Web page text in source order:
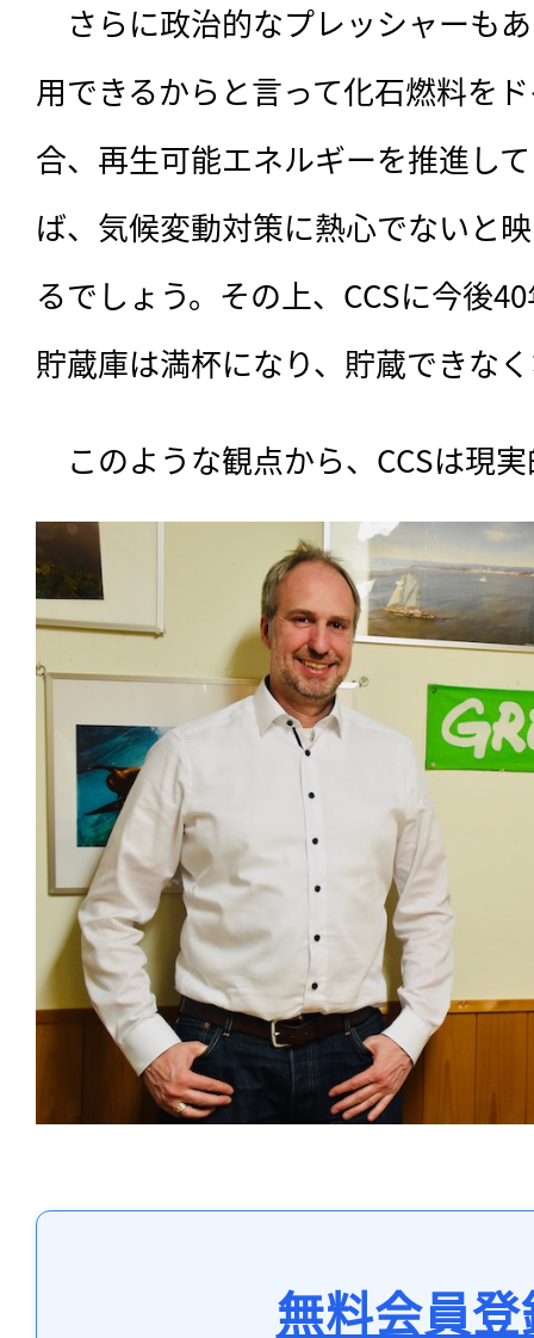
さらに政治的なプレッシャーも
用できるからと言って化石燃料を
合、再生可能エネルギーを推進し
ば、気候変動対策に熱心でないと
るでしょう。その上、CCSに今後
貯蔵庫は満杯になり、貯蔵できな
このような観点から、CCSは現
無料会員